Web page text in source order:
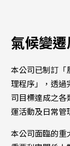
氣候變
本公司已制訂「
理程序」，透過
司目標達成之各
運活動及日常管
本公司面臨的重